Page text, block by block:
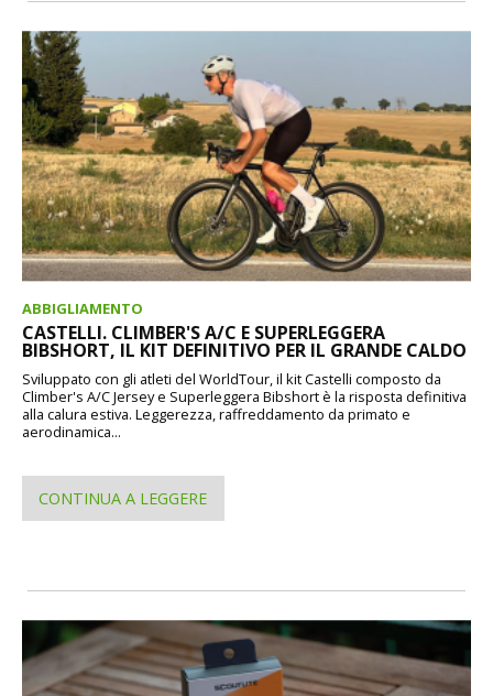
ABBIGLIAMENTO
CASTELLI. CLIMBER'S A/C E SUPERLEGGERA
BIBSHORT, IL KIT DEFINITIVO PER IL GRANDE CALDO
Sviluppato con gli atleti del WorldTour, il kit Castelli composto da
Climber's A/C Jersey e Superleggera Bibshort è la risposta definitiva
alla calura estiva. Leggerezza, raffreddamento da primato e
aerodinamica...
CONTINUA A LEGGERE